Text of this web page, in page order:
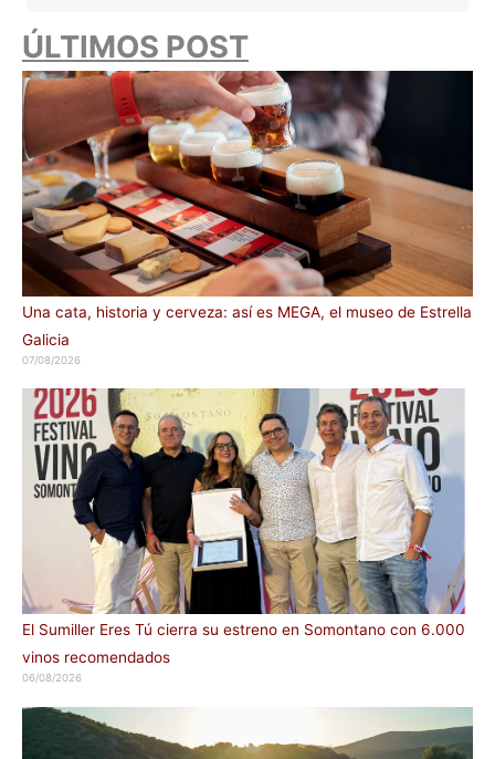
ÚLTIMOS POST
Una cata, historia y cerveza: así es MEGA, el museo de Estrella
Galicia
07/08/2026
El Sumiller Eres Tú cierra su estreno en Somontano con 6.000
vinos recomendados
06/08/2026